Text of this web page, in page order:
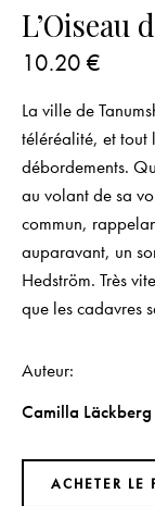
L’Oiseau
10.20 €
La ville de
téléréalité, et tout
débordements.
au volant de sa
commun,
auparavant, un
Hedström. Très
que les cadavres
Auteur
Camilla Läckberg
ACHETER LE